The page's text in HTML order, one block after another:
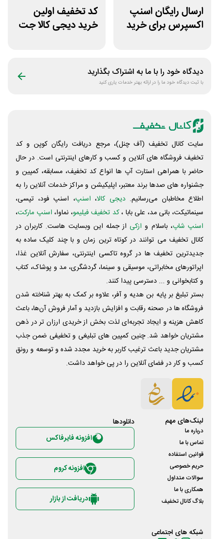
ارسال رایگان اسنپ
اکسپرس برای خرید
کد تخفیف اولین
خرید دیجی کالا جت
دیدگاه خود را با ما به اشتراک بگذارید
با ثبت دیدگاه خود ما را در ارائه بهتر خدمات یاری کنید
سایت کانال تخفیف (آف چنل)، مرجع دریافت رایگان کوپن و کد
تخفیف فروشگاه های آنلاین و کسب و‌ کارهای اینترنتی است. در حال
حاضر با همراهی استارت آپ ها انواع کد تخفیف، مسابقه، کمپین و
جشنواره های صدها برند معتبر، اپلیکیشن و مراکز خدمات آنلاین را به
اطلاع مخاطبان می‌رسانیم. دیجی کالا، اسنپ، اسنپ فود، تپسی،
سینماتیکت، بانی مد، علی‌ بابا ،کد تخفیف فیلیمو، نماوا، اسنپ مارکت،
اسنپ شاپ، باسلام و ازکی از جمله این وبسایت ‌هاست. کاربران در
کانال تخفیف می توانند در کوتاه ترین زمان و با چند کلیک ساده به
جدیدترین تخفیف ها در گروه تاکسی اینترنتی، سفارش آنلاین غذا،
اپراتورهای مخابراتی، موسیقی و سینما، گردشگری، مد و پوشاک، کتاب
و کتابخوانی و ... دسترسی پیدا کنند.
بستر تبلیغ بر پایه بن هدیه و آفر، علاوه بر کمک به بهتر شناخته شدن
فروشگاه ها در صحنه رقابت و افزایش بازدید و آمار فروش آن‌ها، باعث
کاهش هزینه و ایجاد تجربه‌ای لذت بخش از خریدی ارزان تر در ذهن
مشتریان خواهد شد. چنین کمپین های تبلیغی و تخفیفی ضمن جذب
مشتریان جدید باعث ترغیب کاربر به خرید مجدد شده و توسعه و رونق
کسب و کار در فضای آنلاین را در پی خواهد داشت.
لینک‌های مهم
درباره ما
تماس با ما
قوانین استفاده
حریم خصوصی
سوالات متداول
همکاری با ما
بلاگ کانال تخفیف
شبکه های اجتماعی
دانلود‌ها
افزونه فایرفاکس
افزونه کروم
دریافت از بازار